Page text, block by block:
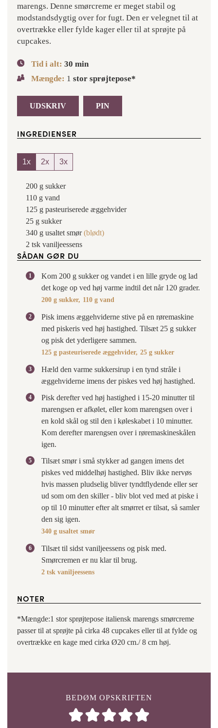
marengs. Denne smørcreme er meget stabil og
modstandsdygtig over for fugt. Den er velegnet til at
overtrække eller fylde kager eller til at sprøjte på
cupcakes.
Tid i alt: 30 min
Mængde: 1 stor sprøjtepose*
UDSKRIV PIN
INGREDIENSER
1x 2x 3x
200 g sukker
110 g vand
125 g pasteuriserede æggehvider
25 g sukker
340 g usaltet smør (blødt)
2 tsk vaniljeessens
SÅDAN GØR DU
Kom 200 g sukker og vandet i en lille gryde og lad
det koge op ved høj varme indtil det når 120 grader.
200 g sukker, 110 g vand
Pisk imens æggehviderne stive på en røremaskine
med piskeris ved høj hastighed. Tilsæt 25 g sukker
og pisk det yderligere sammen.
125 g pasteuriserede æggehvider, 25 g sukker
Hæld den varme sukkersirup i en tynd stråle i
æggehviderne imens der piskes ved høj hastighed.
Pisk derefter ved høj hastighed i 15-20 minutter til
marengsen er afkølet, eller kom marengsen over i
en kold skål og stil den i køleskabet i 10 minutter.
Kom derefter marengsen over i røremaskineskålen
igen.
Tilsæt smør i små stykker ad gangen imens det
piskes ved middelhøj hastighed. Bliv ikke nervøs
hvis massen pludselig bliver tyndtflydende eller ser
ud som om den skiller - bliv blot ved med at piske i
op til 10 minutter efter alt smørret er tilsat, så samler
den sig igen.
340 g usaltet smør
Tilsæt til sidst vaniljeessens og pisk med.
Smørcremen er nu klar til brug.
2 tsk vaniljeessens
NOTER
*Mængde:1 stor sprøjtepose italiensk marengs smørcreme
passer til at sprøjte på cirka 48 cupcakes eller til at fylde og
overtrække en kage med cirka Ø20 cm./ 8 cm høj.
BEDØM OPSKRIFTEN